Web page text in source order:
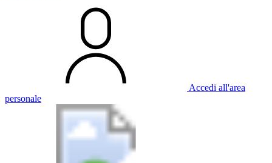
Accedi all'area
personale